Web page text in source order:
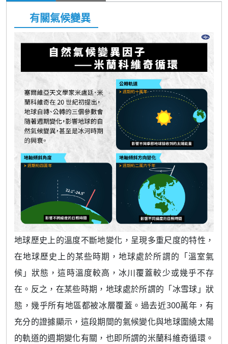
有關氣候變異
地球歷史上的溫度不斷地變化，呈現多重尺度的特性，
在地球歷史上的某些時期，地球處於所謂的「溫室氣
候」狀態，這時溫度較高，冰川覆蓋較少或幾乎不存
在。反之，在某些時期，地球處於所謂的「冰雪球」狀
態，幾乎所有地區都被冰層覆蓋。過去近300萬年，有
充分的證據顯示，這段期間的氣候變化與地球圍繞太陽
的軌道的週期變化有關，也即所謂的米蘭科維奇循環。